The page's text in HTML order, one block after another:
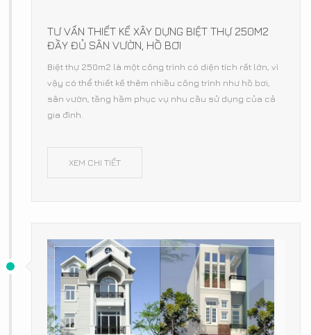
TƯ VẤN THIẾT KẾ XÂY DỰNG BIỆT THỰ 250M2
ĐẦY ĐỦ SÂN VƯỜN, HỒ BƠI
Biệt thự 250m2 là một công trình có diện tích rất lớn, vì
vậy có thể thiết kế thêm nhiều công trình như hồ bơi,
sân vườn, tầng hầm phục vụ nhu cầu sử dụng của cả
gia đình.
XEM CHI TIẾT